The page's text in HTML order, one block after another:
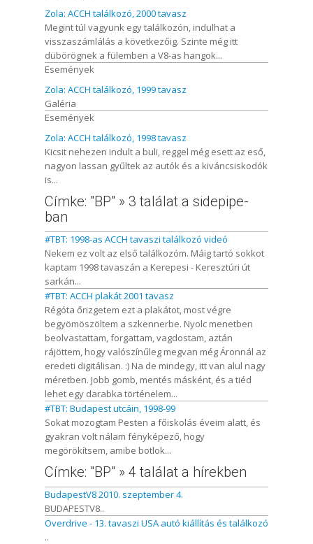
Zola: ACCH találkozó, 2000 tavasz
Megint túl vagyunk egy találkozón, indulhat a
visszaszámlálás a következőig. Szinte még itt
dübörögnek a fülemben a V8-as hangok...
Események
Zola: ACCH találkozó, 1999 tavasz
Galéria
Események
Zola: ACCH találkozó, 1998 tavasz
Kicsit nehezen indult a buli, reggel még esett az eső,
nagyon lassan gyűltek az autók és a kiváncsiskodók
is...
Címke: "BP" » 3 találat a sidepipe-
ban
#TBT: 1998-as ACCH tavaszi találkozó videó
Nekem ez volt az első találkozóm. Máig tartó sokkot
kaptam 1998 tavaszán a Kerepesi - Keresztúri út
sarkán...
#TBT: ACCH plakát 2001 tavasz
Régóta őrizgetem ezt a plakátot, most végre
begyömöszöltem a szkennerbe. Nyolc menetben
beolvastattam, forgattam, vagdostam, aztán
rájöttem, hogy valószínűleg megvan még Áronnál az
eredeti digitálisan. :) Na de mindegy, itt van alul nagy
méretben. Jobb gomb, mentés másként, és a tiéd
lehet egy darabka történelem...
#TBT: Budapest utcáin, 1998-99
Sokat mozogtam Pesten a főiskolás éveim alatt, és
gyakran volt nálam fényképező, hogy
megörökítsem, amibe botlok...
Címke: "BP" » 4 találat a hírekben
BudapestV8 2010. szeptember 4.
BUDAPESTV8..
Overdrive - 13. tavaszi USA autó kiállítás és találkozó
..